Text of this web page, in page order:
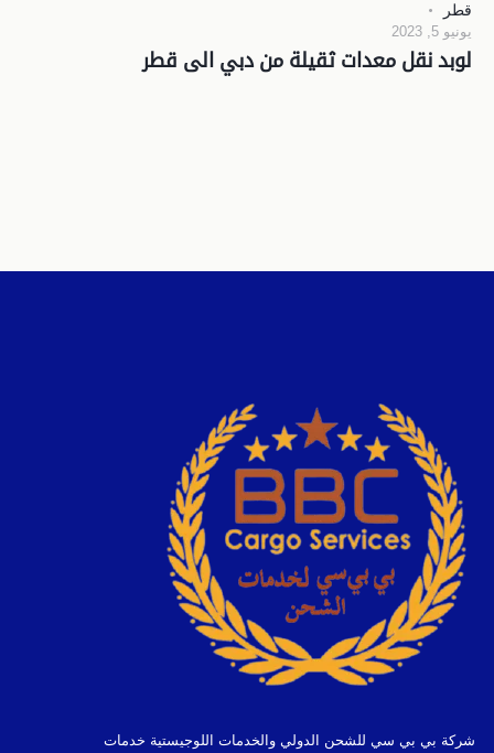
قطر
يونيو 5, 2023
لوبد نقل معدات ثقيلة من دبي الى قطر
شركة بي بي سي للشحن الدولي والخدمات اللوجيستية خدمات